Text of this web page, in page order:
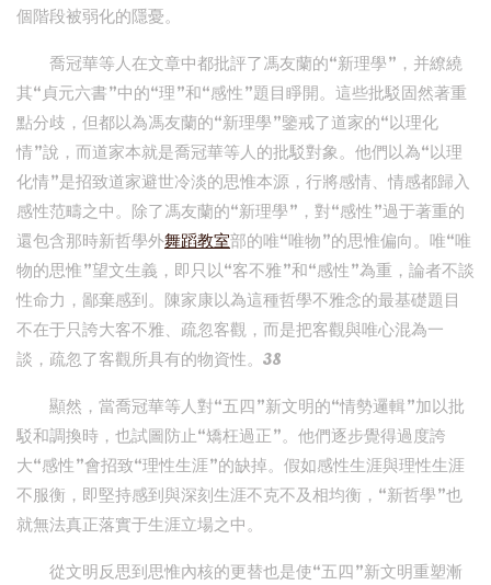
個階段被弱化的隱憂。
喬冠華等人在文章中都批評了馮友蘭的“新理學”，并繚繞
其“貞元六書”中的“理”和“感性”題目睜開。這些批駁固然著重
點分歧，但都以為馮友蘭的“新理學”鑒戒了道家的“以理化
情”說，而道家本就是喬冠華等人的批駁對象。他們以為“以理
化情”是招致道家避世冷淡的思惟本源，行將感情、情感都歸入
感性范疇之中。除了馮友蘭的“新理學”，對“感性”過于著重的
還包含那時新哲學外舞蹈教室部的唯“唯物”的思惟偏向。唯“唯
物的思惟”望文生義，即只以“客不雅”和“感性”為重，論者不談
性命力，鄙棄感到。陳家康以為這種哲學不雅念的最基礎題目
不在于只誇大客不雅、疏忽客觀，而是把客觀與唯心混為一
談，疏忽了客觀所具有的物資性。38
顯然，當喬冠華等人對“五四”新文明的“情勢邏輯”加以批
駁和調換時，也試圖防止“矯枉過正”。他們逐步覺得過度誇
大“感性”會招致“理性生涯”的缺掉。假如感性生涯與理性生涯
不服衡，即堅持感到與深刻生涯不克不及相均衡，“新哲學”也
就無法真正落實于生涯立場之中。
從文明反思到思惟內核的更替也是使“五四”新文明重塑漸